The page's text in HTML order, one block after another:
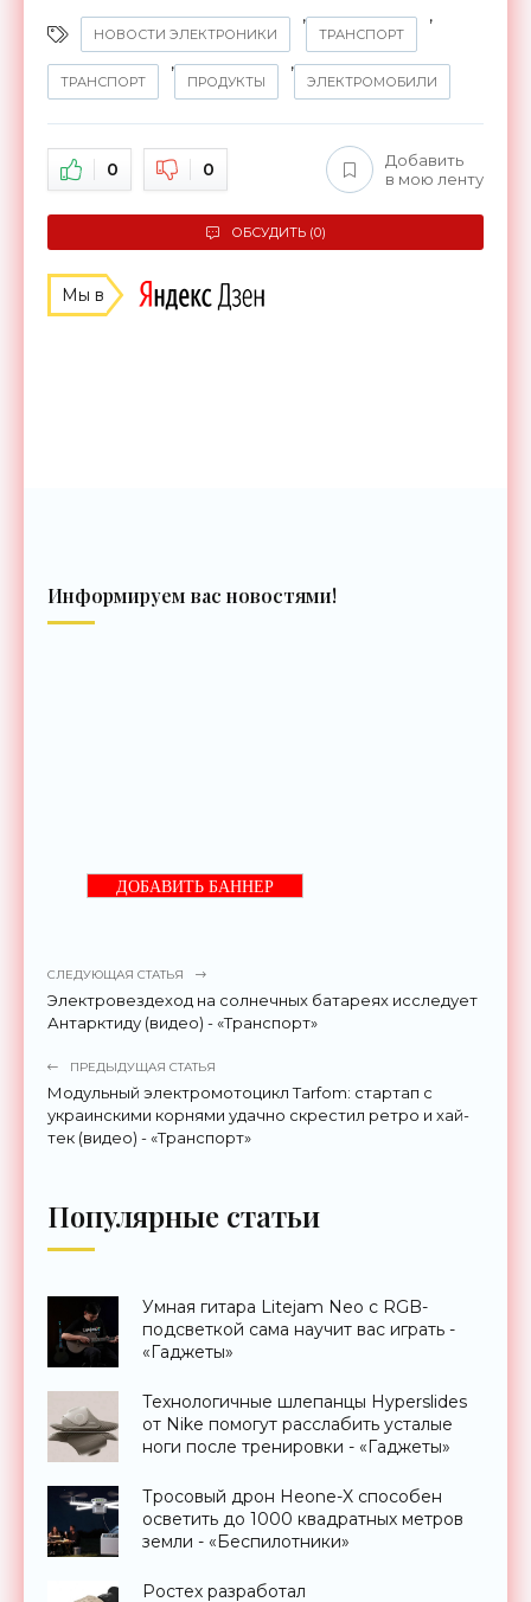
НОВОСТИ ЭЛЕКТРОНИКИ
,
ТРАНСПОРТ
,
ТРАНСПОРТ
,
ПРОДУКТЫ
,
ЭЛЕКТРОМОБИЛИ
0 0
Добавить
в мою ленту
ОБСУДИТЬ (0)
Мы в
Информируем вас новостями!
ДОБАВИТЬ БАННЕР
СЛЕДУЮЩАЯ СТАТЬЯ
Электровездеход на солнечных батареях исследует
Антарктиду (видео) - «Транспорт»
ПРЕДЫДУЩАЯ СТАТЬЯ
Модульный электромотоцикл Tarfom: стартап с
украинскими корнями удачно скрестил ретро и хай-
тек (видео) - «Транспорт»
Популярные статьи
Умная гитара Litejam Neo с RGB-
подсветкой сама научит вас играть -
«Гаджеты»
Технологичные шлепанцы Hyperslides
от Nike помогут расслабить усталые
ноги после тренировки - «Гаджеты»
Тросовый дрон Heone-X способен
осветить до 1000 квадратных метров
земли - «Беспилотники»
Ростех разработал